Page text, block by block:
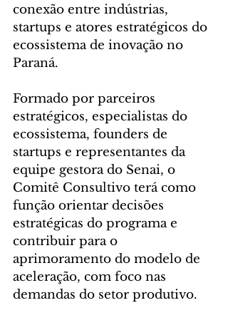
conexão entre indústrias,
startups e atores estratégicos do
ecossistema de inovação no
Paraná.
Formado por parceiros
estratégicos, especialistas do
ecossistema, founders de
startups e representantes da
equipe gestora do Senai, o
Comitê Consultivo terá como
função orientar decisões
estratégicas do programa e
contribuir para o
aprimoramento do modelo de
aceleração, com foco nas
demandas do setor produtivo.